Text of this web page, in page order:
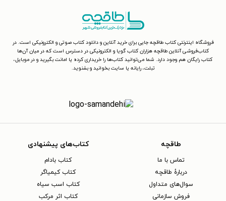
فروشگاه اینترنتی کتاب طاقچه جایی برای خرید آنلاین و دانلود کتاب صوتی و الکترونیکی است. در
کتاب‌فروشی آنلاین طاقچه هزاران کتاب گویا و الکترونیکی در دسترس است که در میان آن‌ها
کتاب رایگان هم وجود دارد. شما می‌توانید کتاب‌ها را خریداری کرده یا امانت بگیرید و در موبایل،
تبلت، رایانه یا سایت بخوانید و بشنوید.
طاقچه
تماس با ما
دربارهٔ طاقچه
سوال‌های متداول
فروش سازمانی
کتاب‌های پیشنهادی
کتاب بادام
کتاب کیمیاگر
کتاب اسب سیاه
کتاب اثر مرکب